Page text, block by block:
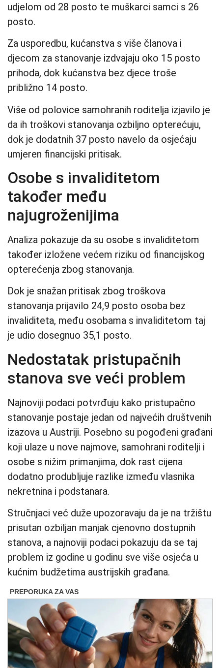
udjelom od 28 posto te muškarci samci s 26
posto.
Za usporedbu, kućanstva s više članova i
djecom za stanovanje izdvajaju oko 15 posto
prihoda, dok kućanstva bez djece troše
približno 14 posto.
Više od polovice samohranih roditelja izjavilo je
da ih troškovi stanovanja ozbiljno opterećuju,
dok je dodatnih 37 posto navelo da osjećaju
umjeren financijski pritisak.
Osobe s invaliditetom
također među
najugroženijima
Analiza pokazuje da su osobe s invaliditetom
također izložene većem riziku od financijskog
opterećenja zbog stanovanja.
Dok je snažan pritisak zbog troškova
stanovanja prijavilo 24,9 posto osoba bez
invaliditeta, među osobama s invaliditetom taj
je udio dosegnuo 35,1 posto.
Nedostatak pristupačnih
stanova sve veći problem
Najnoviji podaci potvrđuju kako pristupačno
stanovanje postaje jedan od najvećih društvenih
izazova u Austriji. Posebno su pogođeni građani
koji ulaze u nove najmove, samohrani roditelji i
osobe s nižim primanjima, dok rast cijena
dodatno produbljuje razlike između vlasnika
nekretnina i podstanara.
Stručnjaci već duže upozoravaju da je na tržištu
prisutan ozbiljan manjak cjenovno dostupnih
stanova, a najnoviji podaci pokazuju da se taj
problem iz godine u godinu sve više osjeća u
kućnim budžetima austrijskih građana.